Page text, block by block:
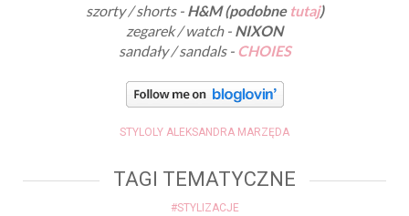
szorty / shorts - H&M (podobne tutaj)
zegarek / watch - NIXON
sandały / sandals - CHOIES
STYLOLY ALEKSANDRA MARZĘDA
TAGI TEMATYCZNE
#STYLIZACJE